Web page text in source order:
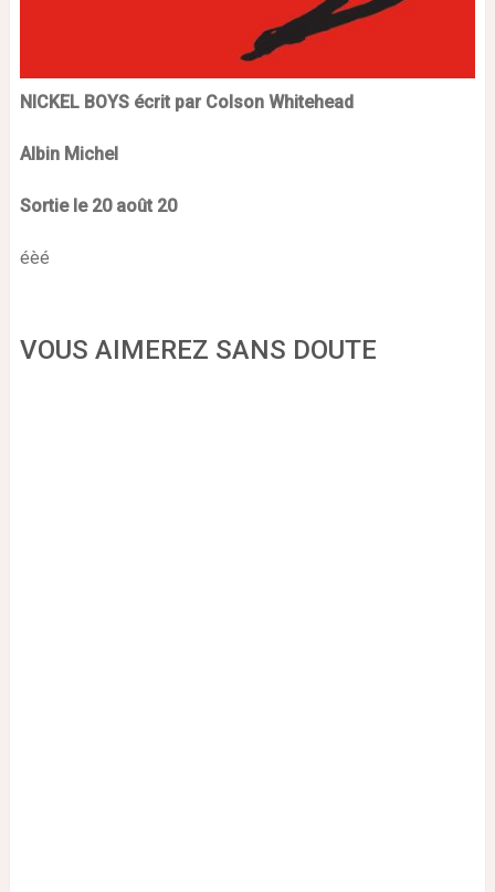
NICKEL BOYS écrit par Colson Whitehead
Albin Michel
Sortie le 20 août 20
éèé
VOUS AIMEREZ SANS DOUTE